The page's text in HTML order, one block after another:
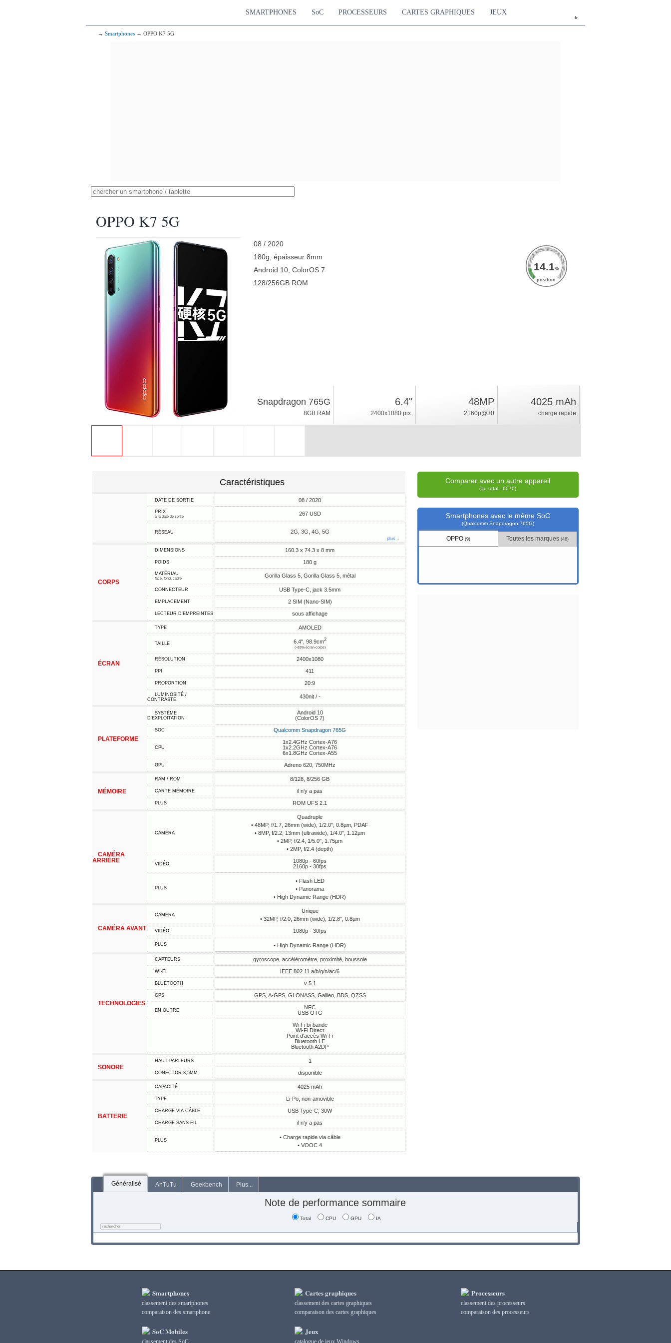
fr
SMARTPHONES SoC PROCESSEURS CARTES GRAPHIQUES JEUX
→ Smartphones → OPPO K7 5G
OPPO K7 5G
08 / 2020
180g, épaisseur 8mm
Android 10, ColorOS 7
128/256GB ROM
14.1%
position
Snapdragon 765G
8GB RAM
6.4"
2400x1080 pix.
48MP
2160p@30
4025 mAh
charge rapide
Caractéristiques
DATE DE SORTIE 08 / 2020
PRIX
à la date de sortie 267 USD
RÉSEAU 2G, 3G, 4G, 5G
plus ↓
CORPS
DIMENSIONS 160.3 x 74.3 x 8 mm
POIDS 180 g
MATÉRIAU
face, fond, cadre Gorilla Glass 5, Gorilla Glass 5, métal
CONNECTEUR USB Type-C, jack 3.5mm
EMPLACEMENT 2 SIM (Nano-SIM)
LECTEUR D'EMPREINTES sous affichage
ÉCRAN
TYPE AMOLED
TAILLE 6.4", 98.9cm2
(~83% écran-corps)
RÉSOLUTION 2400x1080
PPI 411
PROPORTION 20:9
LUMINOSITÉ /
CONTRASTE
430nit / -
PLATEFORME
SYSTÈME
D'EXPLOITATION
Android 10
(ColorOS 7)
SOC Qualcomm Snapdragon 765G
CPU
1x2.4GHz Cortex-A76
1x2.2GHz Cortex-A76
6x1.8GHz Cortex-A55
GPU Adreno 620, 750MHz
MÉMOIRE
RAM / ROM 8/128, 8/256 GB
CARTE MÉMOIRE il n'y a pas
PLUS ROM UFS 2.1
CAMÉRA
ARRIÈRE
CAMÉRA
Quadruple
• 48MP, f/1.7, 26mm (wide), 1/2.0", 0.8µm, PDAF
• 8MP, f/2.2, 13mm (ultrawide), 1/4.0", 1.12µm
• 2MP, f/2.4, 1/5.0", 1.75µm
• 2MP, f/2.4 (depth)
VIDÉO
1080p - 60fps
2160p - 30fps
PLUS
• Flash LED
• Panorama
• High Dynamic Range (HDR)
CAMÉRA AVANT
CAMÉRA
Unique
• 32MP, f/2.0, 26mm (wide), 1/2.8", 0.8µm
VIDÉO 1080p - 30fps
PLUS • High Dynamic Range (HDR)
TECHNOLOGIES
CAPTEURS gyroscope, accéléromètre, proximité, boussole
WI-FI IEEE 802.11 a/b/g/n/ac/6
BLUETOOTH v 5.1
GPS GPS, A-GPS, GLONASS, Galileo, BDS, QZSS
EN OUTRE
NFC
USB OTG
Wi-Fi bi-bande
Wi-Fi Direct
Point d'accès Wi-Fi
Bluetooth LE
Bluetooth A2DP
SONORE
HAUT-PARLEURS 1
CONECTOR 3,5MM disponible
BATTERIE
CAPACITÉ 4025 mAh
TYPE Li-Po, non-amovible
CHARGE VIA CÂBLE USB Type-C, 30W
CHARGE SANS FIL il n'y a pas
PLUS
• Charge rapide via câble
• VOOC 4
Comparer avec un autre appareil
(au total - 6070)
Smartphones avec le même SoC
(Qualcomm Snapdragon 765G)
OPPO(9) Toutes les marques (46)
Généralisé AnTuTu Geekbench Plus...
Note de performance sommaire
Total CPU GPU IA
Smartphones
classement des smartphones
сomparaison des smartphone
SoC Mobiles
classement des SoC
Cartes graphiques
classement des cartes graphiques
сomparaison des cartes graphiques
Jeux
catalogue de jeux Windows
Processeurs
classement des processeurs
сomparaison des processeurs